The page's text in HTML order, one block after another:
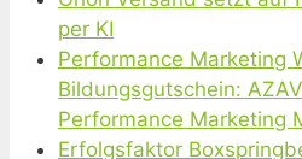
per KI
Performance Marketing
Bildungsgutschein:
Performance Marketing
Erfolgsfaktor